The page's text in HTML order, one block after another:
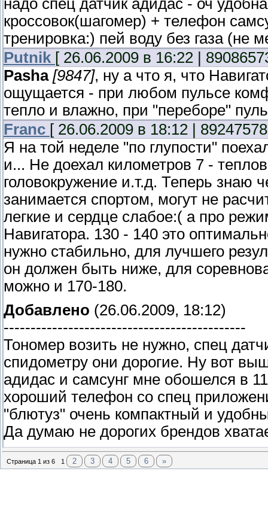
надо спец датчик адидас - оч
кроссовок(шагомер) + телефон
тренировка:) пей воду без газа (не
Putnik [ 26.06.2009 в 16:22 |
Pasha [9847], ну а что я, что
ощущается - при любом пульсе
тепло и влажно, при "переборе"
Franc [ 26.06.2009 в 18:12 |
Я на той неделе "по глупости"
и... Не доехал километров 7 -
головокружение и.т.д. Теперь знаю
занимается спортом, могут не
легкие и сердце слабое:( а про
Навигатора. 130 - 140 это
нужно стабильно, для лучшего
он должен быть ниже, для
можно и 170-180.
Добавлено (26.06.2009, 18:12)
---------------------------------------------
Тономер возить не нужно, спец
спидометру они дорогие. Ну вот
адидас и самсунг мне обошелся в
хороший телефон со спец
"блютуз" очень компактный и
Да думаю не дорогих брендов
Страница 1 из 6 1 2 3 4 5 6 »